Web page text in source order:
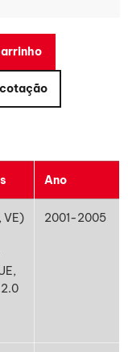
Ano
VE)
2.0
2001-2005